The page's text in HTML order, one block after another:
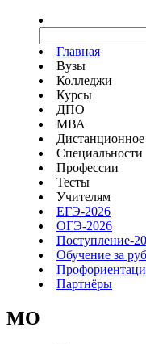
Главная
Вузы
Колледжи
Курсы
ДПО
МВА
Дистанционное
Специальности
Профессии
Тесты
Учителям
ЕГЭ-2026
ОГЭ-2026
Поступление-
Обучение за
Партнёры
MO